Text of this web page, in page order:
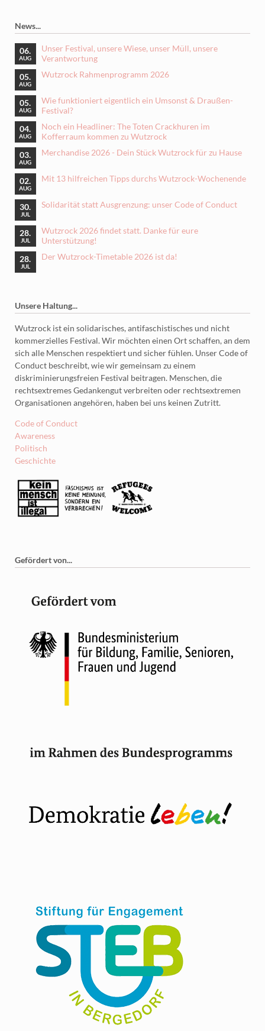
News...
06.
AUG
Unser Festival, unsere Wiese, unser Müll, unsere
Verantwortung
05.
AUG
Wutzrock Rahmenprogramm 2026
05.
AUG
Wie funktioniert eigentlich ein Umsonst & Draußen-
Festival?
04.
AUG
Noch ein Headliner: The Toten Crackhuren im
Kofferraum kommen zu Wutzrock
03.
AUG
Merchandise 2026 - Dein Stück Wutzrock für zu Hause
02.
AUG
Mit 13 hilfreichen Tipps durchs Wutzrock-Wochenende
30.
JUL
Solidarität statt Ausgrenzung: unser Code of Conduct
28.
JUL
Wutzrock 2026 findet statt. Danke für eure
Unterstützung!
28.
JUL
Der Wutzrock-Timetable 2026 ist da!
Unsere Haltung...
Wutzrock ist ein solidarisches, antifaschistisches und nicht
kommerzielles Festival. Wir möchten einen Ort schaffen, an dem
sich alle Menschen respektiert und sicher fühlen. Unser Code of
Conduct beschreibt, wie wir gemeinsam zu einem
diskriminierungsfreien Festival beitragen. Menschen, die
rechtsextremes Gedankengut verbreiten oder rechtsextremen
Organisationen angehören, haben bei uns keinen Zutritt.
Code of Conduct
Awareness
Politisch
Geschichte
Gefördert von...